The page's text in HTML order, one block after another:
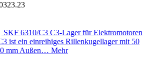
SKF 6310/C3 C3-Lager für Elektromotoren
ist ein einreihiges Rillenkugellager mit 50
mm Außen… Mehr